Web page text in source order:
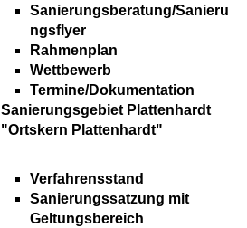
Sanierungsberatung/Sanieru
ngsflyer
Rahmenplan
Wettbewerb
Termine/Dokumentation
Sanierungsgebiet Plattenhardt
"Ortskern Plattenhardt"
Verfahrensstand
Sanierungssatzung mit
Geltungsbereich